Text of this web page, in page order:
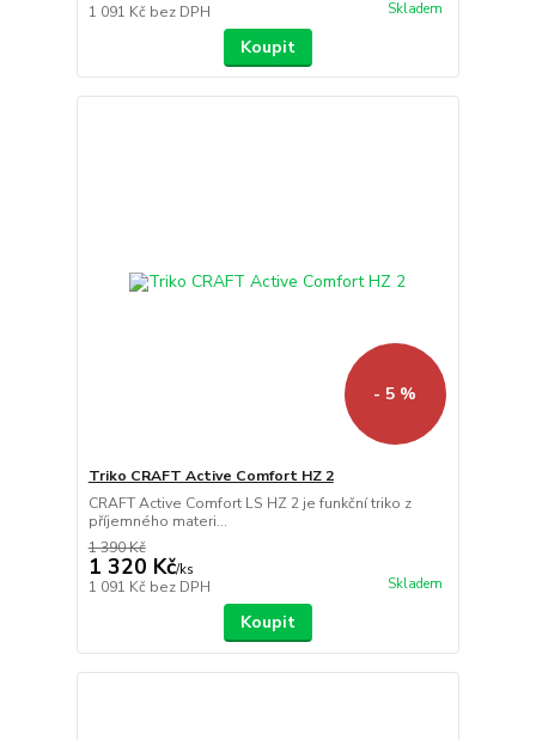
1 091 Kč bez DPH Skladem
Koupit
- 5 %
Triko CRAFT Active Comfort HZ 2
CRAFT Active Comfort LS HZ 2 je funkční triko z
příjemného materi...
1 390 Kč
1 320 Kč/ks
1 091 Kč bez DPH Skladem
Koupit